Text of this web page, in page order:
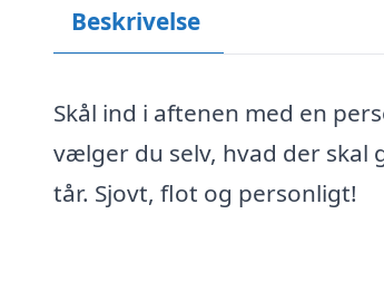
Beskrivelse
Skål ind i aftenen med en
vælger du selv, hvad der
tår. Sjovt, flot og personligt!